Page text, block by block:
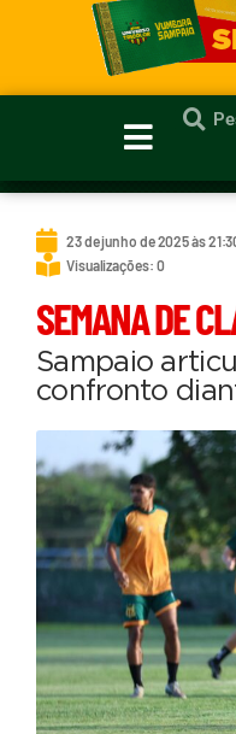
23 de junho de 2025 às
Visualizações: 0
SEMANA DE
Sampaio
confronto